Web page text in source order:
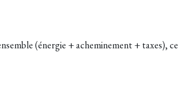
(énergie + acheminement + taxes),